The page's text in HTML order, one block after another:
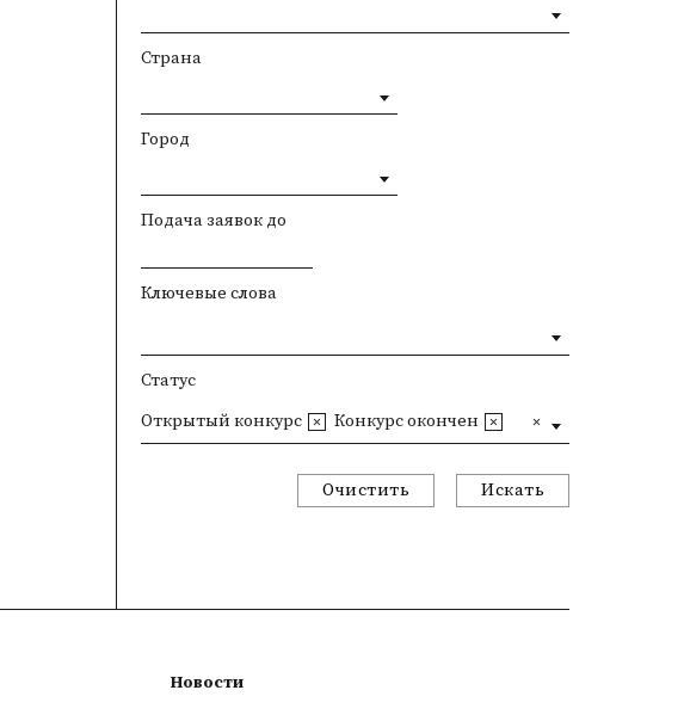
Страна
Город
Подача заявок до
Ключевые слова
Статус
Открытый конкурс Конкурс окончен
Очистить Искать
Новости